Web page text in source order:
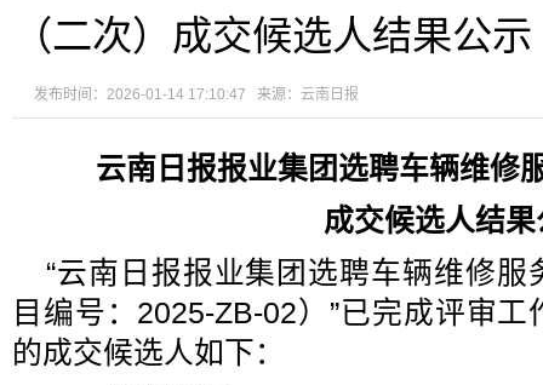
（二次）成交候选人结果公示
发布时间：2026-01-14 17:10:47 来源： 云南日报
云南日报报业集团选聘车辆维修
成交候选人结果
“云南日报报业集团选聘车辆维修
目编号：2025-ZB-02）”已完成评审
的成交候选人如下：